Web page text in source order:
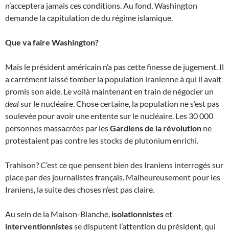
n’acceptera jamais ces conditions. Au fond, Washington
demande la capitulation de du régime islamique.
Que va faire Washington?
Mais le président américain n’a pas cette finesse de jugement. Il
a carrément laissé tomber la population iranienne à qui il avait
promis son aide. Le voilà maintenant en train de négocier un
dealsur le nucléaire. Chose certaine, la population ne s’est pas
soulevée pour avoir une entente sur le nucléaire. Les 30 000
personnes massacrées par lesGardiens de la révolution ne
protestaient pas contre les stocks de plutonium enrichi.
Trahison? C’est ce que pensent bien des Iraniens interrogés sur
place par des journalistes français. Malheureusement pour les
Iraniens, la suite des choses n’est pas claire.
Au sein de la Maison-Blanche, isolationnisteset
interventionnistesse disputent l’attention du président, qui